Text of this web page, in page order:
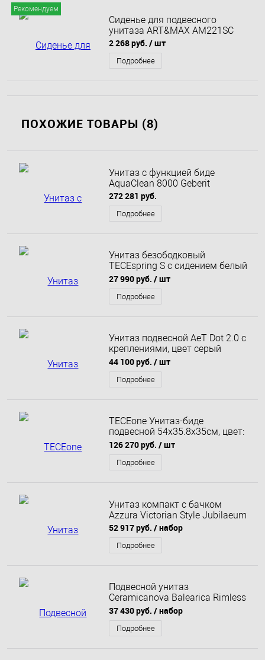
Рекомендуем
Сиденье для подвесного
унитаза ART&MAX AM221SC
2 268 руб. / шт
Подробнее
ПОХОЖИЕ ТОВАРЫ (8)
Унитаз с функцией биде
AquaClean 8000 Geberit
272 281 руб.
Подробнее
Унитаз безободковый
TECEspring S с сидением белый
9700996
27 990 руб. / шт
Подробнее
Унитаз подвесной AeT Dot 2.0 с
креплениями, цвет серый
матовый
44 100 руб. / шт
Подробнее
TECEone Унитаз-биде
подвесной 54х35.8х35см, цвет:
белый
126 270 руб. / шт
Подробнее
Унитаз компакт с бачком
Azzura Victorian Style Jubilaeum
52 917 руб. / набор
Подробнее
Подвесной унитаз
Ceramicanova Balearica Rimless
цвет белый матовый
CN6000MW
37 430 руб. / набор
Подробнее